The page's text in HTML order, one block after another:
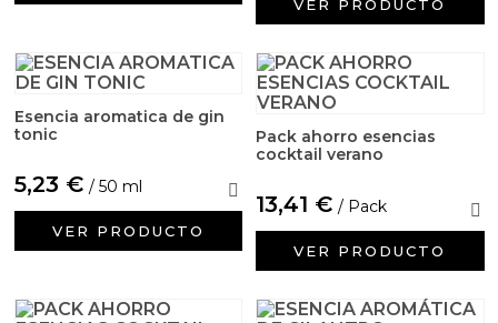
VER PRODUCTO
Esencia aromatica de gin
tonic
5,23 € / 50 ml
VER PRODUCTO
Pack ahorro esencias
cocktail verano
13,41 € / Pack
VER PRODUCTO
Aditivos para jabón y Cosmética
Productos químicos
Accesorios
Libros y revistas diy
Conchas, caracolas y estrellas de mar